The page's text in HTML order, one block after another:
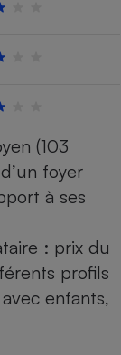
(103
foyer
à ses
: prix du
profils
enfants,